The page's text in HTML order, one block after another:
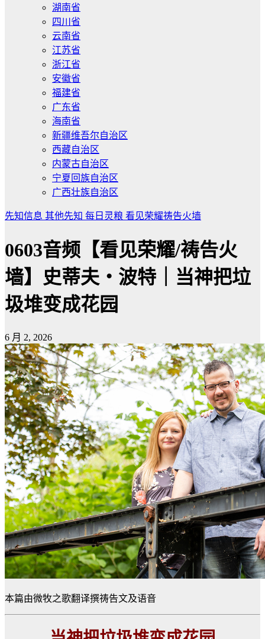
湖南省
四川省
云南省
江苏省
浙江省
安徽省
福建省
广东省
海南省
新疆维吾尔自治区
西藏自治区
内蒙古自治区
宁夏回族自治区
广西壮族自治区
先知信息 其他先知 每日灵粮 看见荣耀祷告火墙
0603音频【看见荣耀/祷告火
墙】史蒂夫・波特｜当神把垃
圾堆变成花园
6 月 2, 2026
本篇由微牧之歌翻译撰祷告文及语音